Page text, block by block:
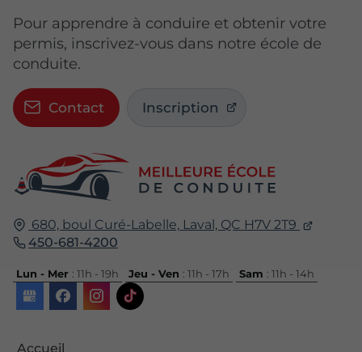
680, boul Curé-Labelle, Laval, QC H7V 2T9
450-681-4200
Lun - Mer : 11h - 19h Jeu - Ven : 11h - 17h Sam : 11h - 14h
Accueil
Pour apprendre à conduire et obtenir votre
permis, inscrivez-vous dans notre école de
conduite.
Contact Inscription